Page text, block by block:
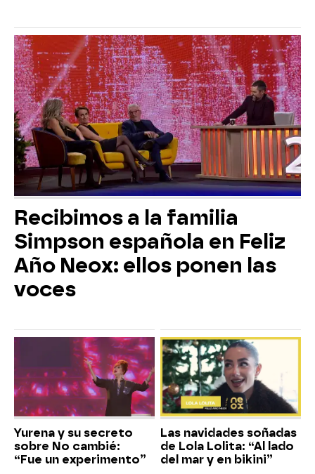
Recibimos a la familia
Simpson española en Feliz
Año Neox: ellos ponen las
voces
Yurena y su secreto
sobre No cambié:
“Fue un experimento”
Las navidades soñadas
de Lola Lolita: “Al lado
del mar y en bikini”